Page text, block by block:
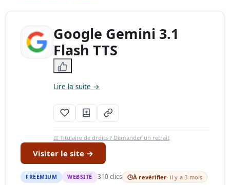
Google Gemini 3.1
Flash TTS
Lire la suite →
⚖️ Titulaire de droits ? Demander un retrait
Visiter le site →
FREEMIUM WEBSITE 310 clics 🕒À revérifier· il y a 3 mois